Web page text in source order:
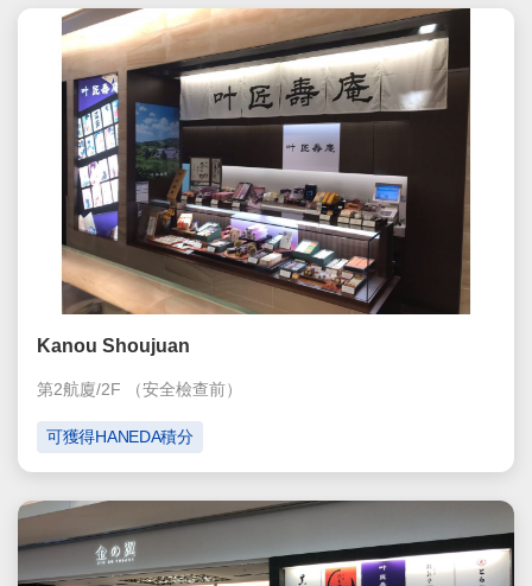
Kanou Shoujuan
第2航廈/2F （安全檢查前）
可獲得HANEDA積分